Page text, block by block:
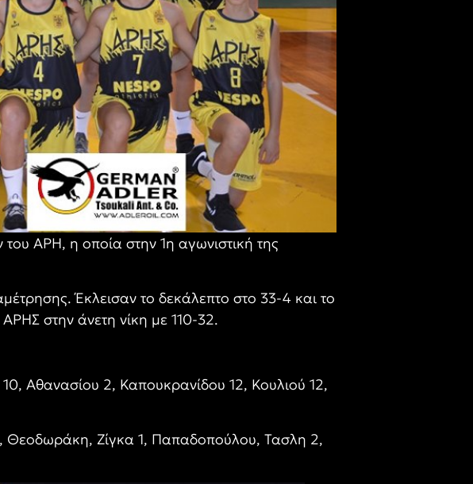
ΑΡΗ, η οποία στην 1η αγωνιστική της
Έκλεισαν το δεκάλεπτο στο 33-4 και το
στην άνετη νίκη με 110-32.
Αθανασίου 2, Καπουκρανίδου 12, Κουλιού 12,
Θεοδωράκη, Ζίγκα 1, Παπαδοπούλου, Τασλη 2,